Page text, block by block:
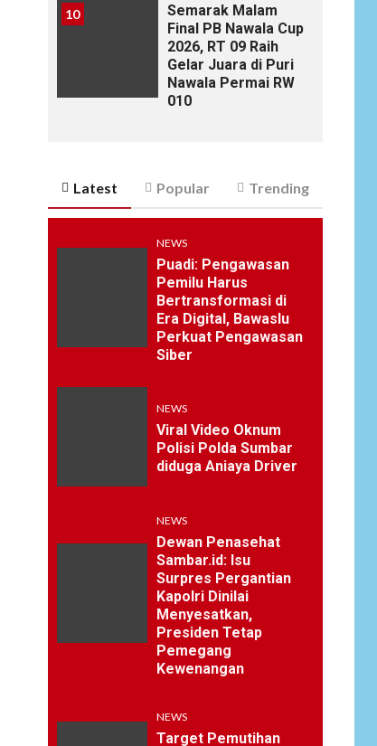
10
Semarak Malam
Final PB Nawala Cup
2026, RT 09 Raih
Gelar Juara di Puri
Nawala Permai RW
010
Latest Popular Trending
NEWS
Puadi: Pengawasan
Pemilu Harus
Bertransformasi di
Era Digital, Bawaslu
Perkuat Pengawasan
Siber
NEWS
Viral Video Oknum
Polisi Polda Sumbar
diduga Aniaya Driver
NEWS
Dewan Penasehat
Sambar.id: Isu
Surpres Pergantian
Kapolri Dinilai
Menyesatkan,
Presiden Tetap
Pemegang
Kewenangan
NEWS
Target Pemutihan